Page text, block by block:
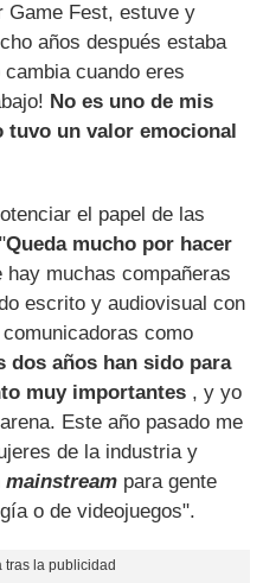
Game Fest, estuve y
años después estaba
cuando eres
No es uno de mis
un valor emocional
el papel de las
Queda mucho por hacer
muchas compañeras
escrito y audiovisual con
como
dos años han sido para
muy importantes , y yo
Este año pasado me
de la industria y
mainstream para gente
o de videojuegos".